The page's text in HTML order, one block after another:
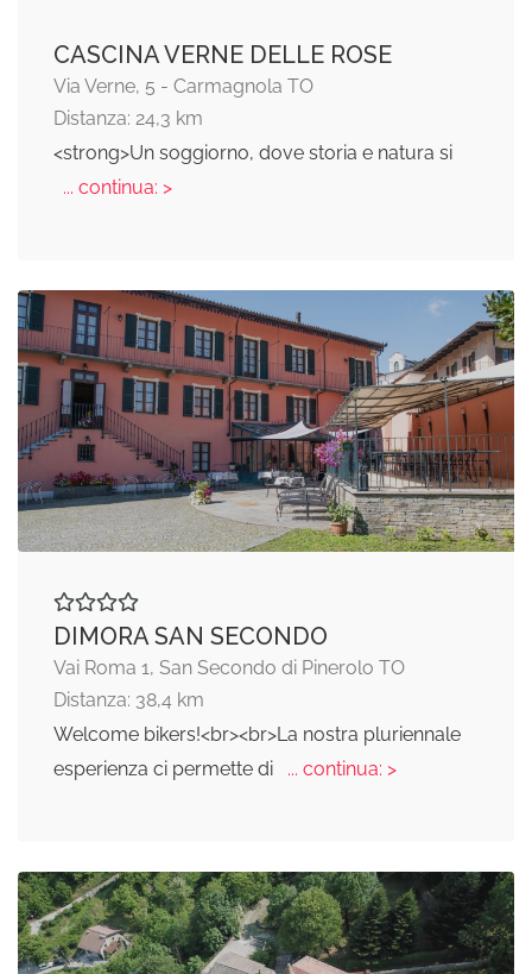
CASCINA VERNE DELLE ROSE
Via Verne, 5 - Carmagnola TO
Distanza: 24,3 km
<strong>Un soggiorno, dove storia e natura si
... continua: >
DIMORA SAN SECONDO
Vai Roma 1, San Secondo di Pinerolo TO
Distanza: 38,4 km
Welcome bikers!<br><br>La nostra pluriennale
esperienza ci permette di
... continua: >